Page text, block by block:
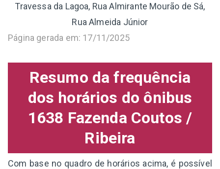
Travessa da Lagoa, Rua Almirante Mourão de Sá,
Rua Almeida Júnior
Página gerada em: 17/11/2025
Resumo da frequência
dos horários do ônibus
1638 Fazenda Coutos /
Ribeira
Com base no quadro de horários acima, é possível